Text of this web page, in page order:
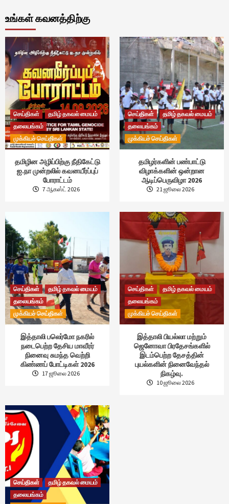
உங்கள் கவனத்திற்கு
செய்திகள்
தமிழ் தகவல் மையம்
தலையங்கம்
முக்கியச் செய்திகள்
தமிழின அழிப்பிற்கு நீதிகேட்டு
ஐ.நா முன்றலில் கவனயீர்ப்புப்
போராட்டம்
7 ஆகஸ்ட் 2026
செய்திகள்
தமிழ் தகவல் மையம்
தலையங்கம்
முக்கியச் செய்திகள்
தமிழர்களின் பண்பாட்டு
விழாக்களின் ஒன்றான
ஆடிப்பெருவிழா 2026
21 ஜூலை 2026
செய்திகள்
தமிழ் தகவல் மையம்
தலையங்கம்
முக்கியச் செய்திகள்
இத்தாலி பலெர்மோ நகரில்
நடைபெற்ற தேசிய மாவீரர்
நினைவு சுமந்த வெற்றி
கிண்ணப் போட்டிகள் 2026
17 ஜூலை 2026
செய்திகள்
தமிழ் தகவல் மையம்
தலையங்கம்
முக்கியச் செய்திகள்
இத்தாலி பியல்லா மற்றும்
ஜெனோவா பிரதேசங்களில்
இடம்பெற்ற தேசத்தின்
புயல்களின் நினைவேந்தல்
நிகழ்வு.
10 ஜூலை 2026
செய்திகள்
தமிழ் தகவல் மையம்
தலையங்கம்